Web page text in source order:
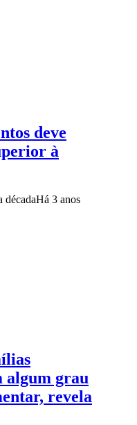
deve
à
décadaHá 3 anos
algum grau
revela